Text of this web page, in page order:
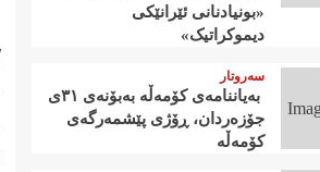
«بونیادنانی ئێرانێکی
دیموکراتیک»
سەروتار
‍ بەیاننامەی کۆمەڵە بەبۆنەی ٣١ی
جۆزەردان، ڕۆژی پێشمەرگەی
کۆمەڵە